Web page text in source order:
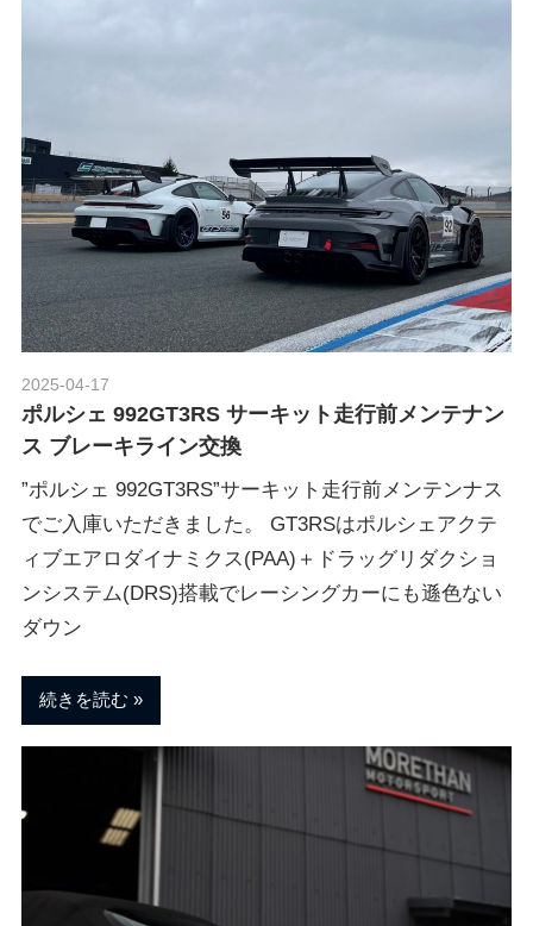
2025-04-17
ポルシェ 992GT3RS サーキット走行前メンテナン
ス ブレーキライン交換
”ポルシェ 992GT3RS”サーキット走行前メンテンナス
でご入庫いただきました。 GT3RSはポルシェアクテ
ィブエアロダイナミクス(PAA)＋ドラッグリダクショ
ンシステム(DRS)搭載でレーシングカーにも遜色ない
ダウン
続きを読む